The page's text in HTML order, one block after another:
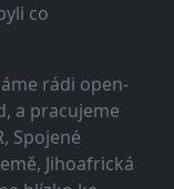
co
rádi open-
a pracujeme
Spojené
Jihoafrická